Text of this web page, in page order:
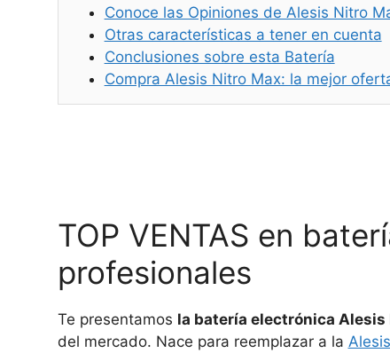
Conoce las Opiniones de Alesis Nitro
Otras características a tener en cuenta
Conclusiones sobre esta Batería
Compra Alesis Nitro Max: la mejor
TOP VENTAS en
profesionales
Te presentamos la batería electrónica Alesis
del mercado. Nace para reemplazar a la